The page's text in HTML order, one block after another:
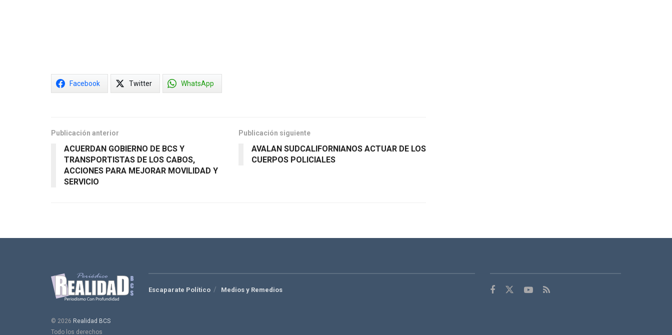
Facebook Twitter WhatsApp
Publicación anterior
ACUERDAN GOBIERNO DE BCS Y
TRANSPORTISTAS DE LOS CABOS,
ACCIONES PARA MEJORAR MOVILIDAD Y
SERVICIO
Publicación siguiente
AVALAN SUDCALIFORNIANOS ACTUAR DE LOS
CUERPOS POLICIALES
© 2026 Realidad BCS
Todo los derechos
Escaparate Político Medios y Remedios